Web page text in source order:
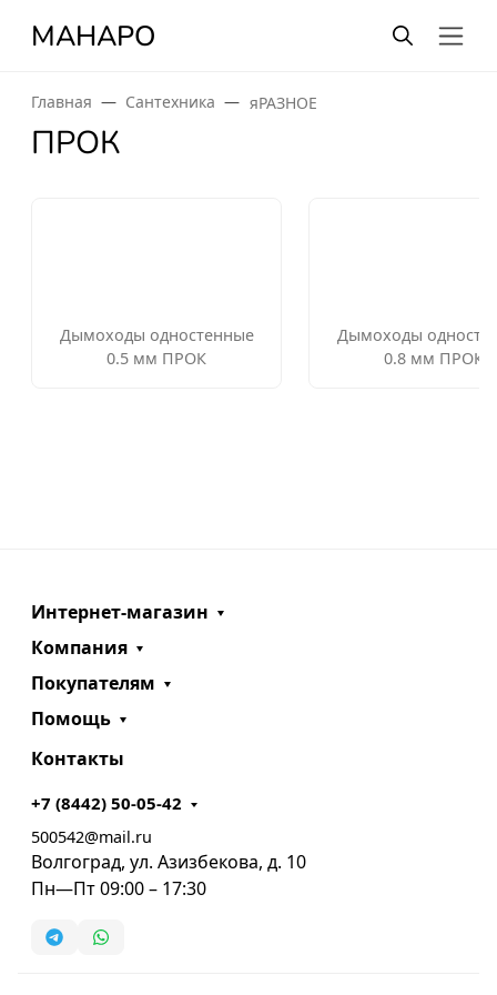
МАНАРО
Главная Сантехника яРАЗНОЕ
ПРОК
Дымоходы одностенные
0.5 мм ПРОК
Дымоходы
0.8 мм ПРОК
Интернет-магазин
Компания
Покупателям
Помощь
Контакты
+7 (8442) 50-05-42
500542@mail.ru
Волгоград, ул. Азизбекова, д. 10
Пн—Пт 09:00 – 17:30